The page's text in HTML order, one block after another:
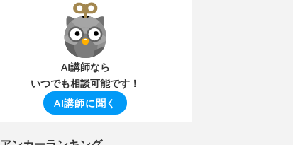
AI講師なら
いつでも相談可能です！
AI講師に聞く